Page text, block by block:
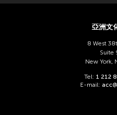
亞洲文
8 West
Suite
New York,
Tel: 1 212
E-mail: